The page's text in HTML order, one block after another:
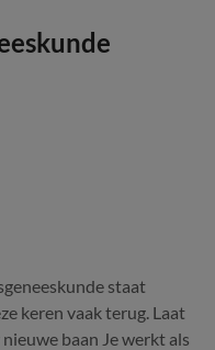
staat
keren vaak terug. Laat
baan Je werkt als